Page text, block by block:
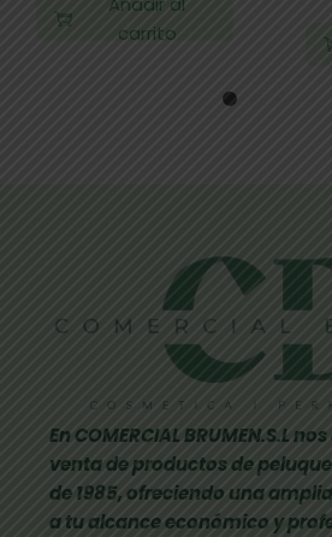
carrito
En COMERCIAL BRUMEN.S.L
venta de productos de
de 1985, ofreciendo una
a tu alcance económico y